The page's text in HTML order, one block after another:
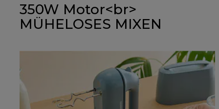
350W Motor<br>
MÜHELOSES MIXEN